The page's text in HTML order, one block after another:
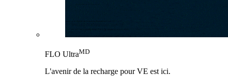
FLO UltraMD
L'avenir de la recharge pour VE est ici.